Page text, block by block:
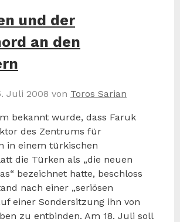
und der
an den
Juli 2008 von Toros Sarian
bekannt wurde, dass Faruk
des Zentrums für
in einem türkischen
die Türken als „die neuen
bezeichnet hatte, beschloss
nach einer „seriösen
einer Sondersitzung ihn von
zu entbinden. Am 18. Juli soll